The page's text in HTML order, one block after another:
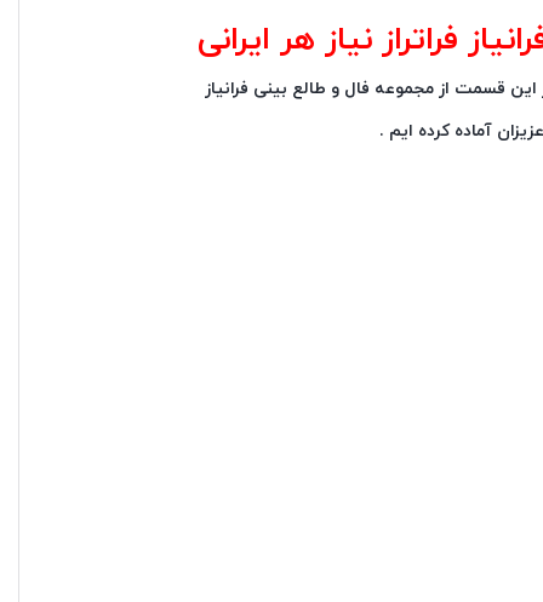
فراتراز نیاز هر ایرانی
این قسمت از مجموعه فال و طالع بینی فرانیاز
آماده کرده ایم .